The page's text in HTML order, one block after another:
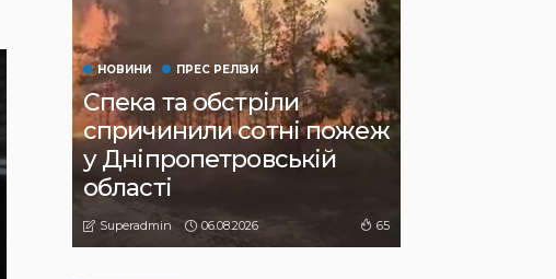
НОВИНИ ПРЕС РЕЛІЗИ
Спека та обстріли
спричинили сотні пожеж
у Дніпропетровській
області
Superadmin 06.08.2026 65